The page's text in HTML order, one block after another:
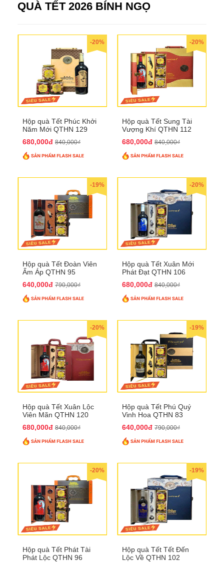
QUÀ TẾT 2026 BÍNH NGỌ
-20%
Hộp quà Tết Phúc Khởi
Năm Mới QTHN 129
680,000đ 840,000₫
-20%
Hộp quà Tết Sung Tài
Vượng Khí QTHN 112
680,000đ 840,000₫
-19%
Hộp quà Tết Đoàn Viên
Ấm Áp QTHN 95
640,000đ 790,000₫
-20%
Hộp quà Tết Xuân Mới
Phát Đạt QTHN 106
680,000đ 840,000₫
-20%
Hộp quà Tết Xuân Lộc
Viên Mãn QTHN 120
680,000đ 840,000₫
-19%
Hộp quà Tết Phú Quý
Vinh Hoa QTHN 83
640,000đ 790,000₫
-20%
Hộp quà Tết Phát Tài
Phát Lộc QTHN 96
-19%
Hộp quà Tết Tết Đến
Lộc Về QTHN 102